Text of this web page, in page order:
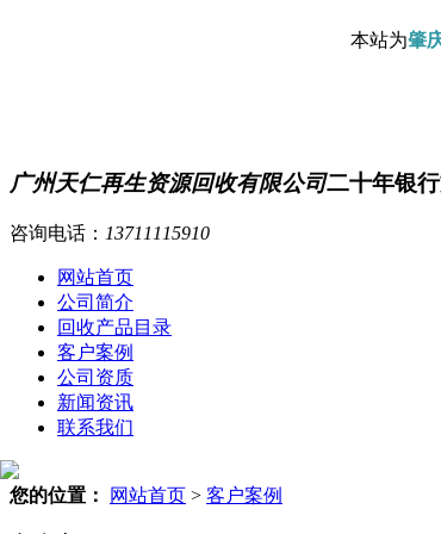
本站为肇
广州天仁再生资源回收有限公司二十年银
咨询电话： 13711115910
网站首页
公司简介
回收产品目录
客户案例
公司资质
新闻资讯
联系我们
您的位置： 网站首页 > 客户案例